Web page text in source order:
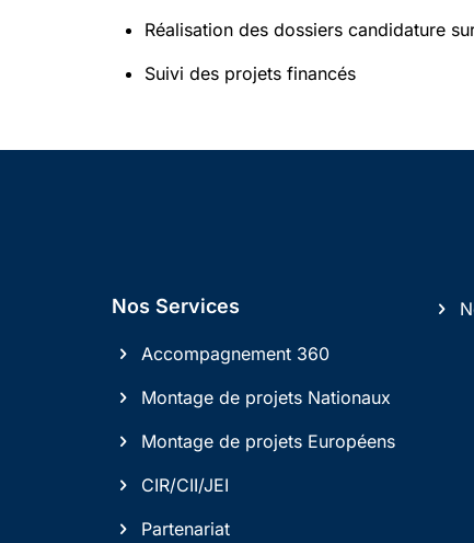
Réalisation des dossiers candidature
Suivi des projets financés
Nos Services
Accompagnement 360
Montage de projets Nationaux
Montage de projets Européens
CIR/CII/JEI
Partenariat